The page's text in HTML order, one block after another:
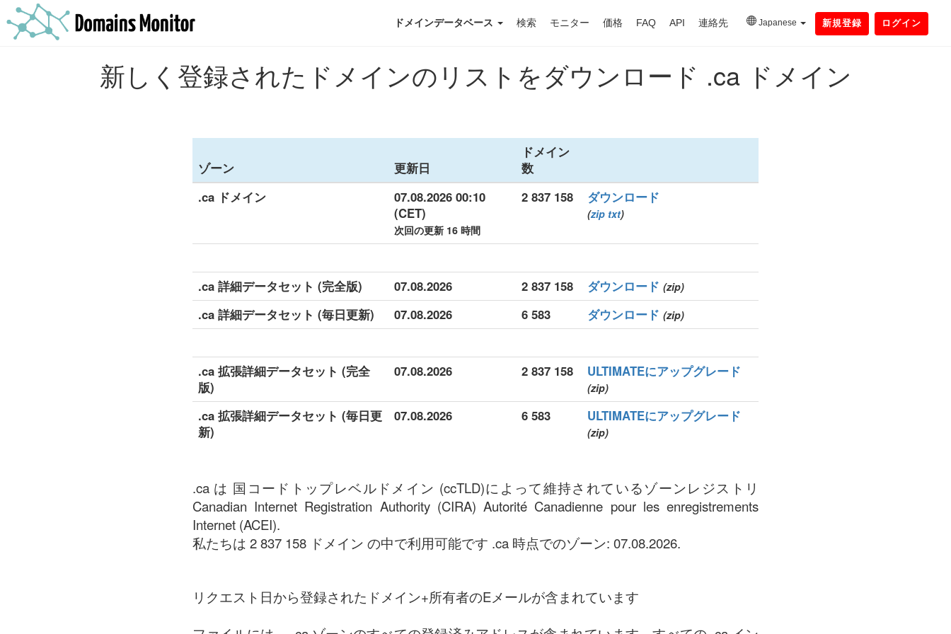
ドメインデータベース 検索 モニター 価格 FAQ API 連絡先 Japanese 新規登録 ログイン
新しく登録されたドメインのリストをダウンロード .ca ドメイン
ゾーン 更新日
ドメイン
数
.ca ドメイン
07.08.2026 00:10
(CET)
次回の更新 16 時間
2 837 158 ダウンロード
(zip txt)
.ca 詳細データセット (完全版) 07.08.2026 2 837 158 ダウンロード (zip)
.ca 詳細データセット (毎日更新) 07.08.2026 6 583 ダウンロード (zip)
.ca 拡張詳細データセット (完全
版)
07.08.2026 2 837 158 ULTIMATEにアップグレード
(zip)
.ca 拡張詳細データセット (毎日更
新)
07.08.2026 6 583 ULTIMATEにアップグレード
(zip)
.ca は 国コードトップレベルドメイン (ccTLD)によって維持されているゾーンレジストリ
Canadian Internet Registration Authority (CIRA) Autorité Canadienne pour les enregistrements
Internet (ACEI).
私たちは 2 837 158 ドメイン の中で利用可能です .ca 時点でのゾーン: 07.08.2026.
リクエスト日から登録されたドメイン+所有者のEメールが含まれています